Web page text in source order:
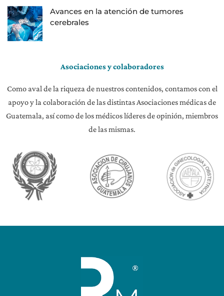
Avances en la atención de tumores
cerebrales
Asociaciones y colaboradores
Como aval de la riqueza de nuestros contenidos, contamos con el
apoyo y la colaboración de las distintas Asociaciones médicas de
Guatemala, así como de los médicos líderes de opinión, miembros
de las mismas.